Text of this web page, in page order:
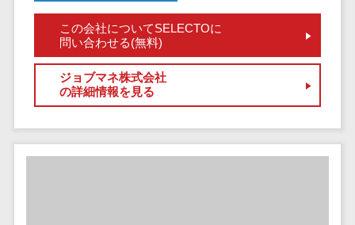
運送業務支援システム>
アルコールチェックアプリ>
店舗業務支援システム>
IT点呼サービス>
フィスツール
ビジネスチャ
ット
ネージソフト
この会社についてSELECTOに
問い合わせる(無料)
ジョブマネ株式会社
の詳細情報を見る